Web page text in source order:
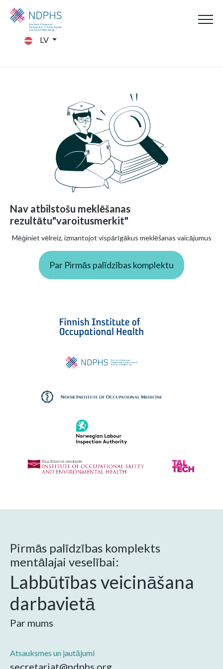
LV
Nav atbilstošu meklēšanas
rezultātu"varoitusmerkit"
Mēģiniet vēlreiz, izmantojot vispārīgākus meklēšanas vaicājumus
Par Pirmās palīdzības komplektu
Pirmās palīdzības komplekts
mentālajai veselībai:
Labbūtības veicināšana
darbavietā
Par mums
Atsauksmes un jautājumi
secretariat@ndphs.org